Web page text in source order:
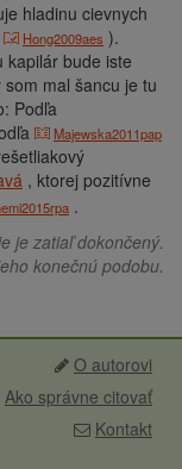
hladinu cievnych
Hong2009aes ).
kapilár bude iste
mal šancu je tu
Podľa
Majewska2011pap
, ktorej pozitívne
.
je zatiaľ dokončený.
konečnú podobu.
O autorovi
Ako správne citovať
Kontakt